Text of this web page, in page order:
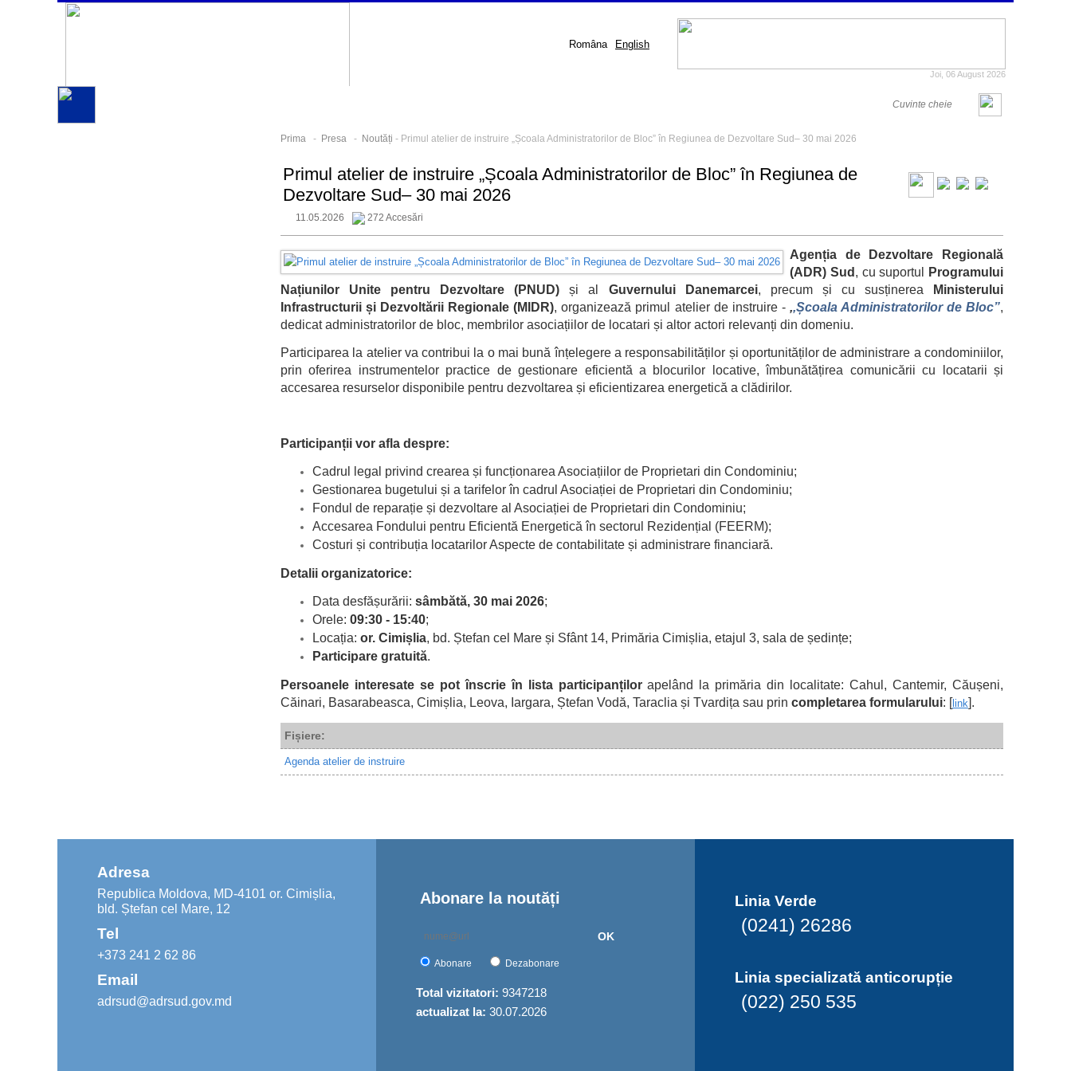
Româna English
Joi, 06 August 2026
Prima - Presa - Noutăți - Primul atelier de instruire „Școala Administratorilor de Bloc” în Regiunea de Dezvoltare Sud– 30 mai 2026
Primul atelier de instruire „Școala Administratorilor de Bloc” în Regiunea de
Dezvoltare Sud– 30 mai 2026
11.05.2026 272 Accesări
Agenția de Dezvoltare Regională
(ADR) Sud , cu suportul
Programului
Națiunilor Unite pentru Dezvoltare (PNUD) și al Guvernului Danemarcei, precum și cu susținerea
Ministerului
Infrastructurii și Dezvoltării Regionale (MIDR), organizează primul atelier de instruire - ,,Școala Administratorilor de Bloc”,
dedicat administratorilor de bloc, membrilor asociațiilor de locatari și altor actori relevanți din domeniu.
Participarea la atelier va contribui la o mai bună înțelegere a responsabilităților și oportunităților de administrare a condominiilor,
prin oferirea instrumentelor practice de gestionare eficientă a blocurilor locative, îmbunătățirea comunicării cu locatarii și
accesarea resurselor disponibile pentru dezvoltarea și eficientizarea energetică a clădirilor.
Participanții vor afla despre:
Cadrul legal privind crearea și funcționarea Asociațiilor de Proprietari din Condominiu;
Gestionarea bugetului și a tarifelor în cadrul Asociației de Proprietari din Condominiu;
Fondul de reparație și dezvoltare al Asociației de Proprietari din Condominiu;
Accesarea Fondului pentru Eficientă Energetică în sectorul Rezidențial (FEERM);
Costuri și contribuția locatarilor Aspecte de contabilitate și administrare financiară.
Detalii organizatorice:
Data desfășurării: sâmbătă, 30 mai 2026;
Orele: 09:30 - 15:40;
Locația: or. Cimișlia, bd. Ștefan cel Mare și Sfânt 14, Primăria Cimișlia, etajul 3, sala de ședințe;
Participare gratuită.
Persoanele interesate se pot înscrie în lista participanțilorapelând la primăria din localitate: Cahul, Cantemir, Căușeni,
Căinari, Basarabeasca, Cimișlia, Leova, Iargara, Ștefan Vodă, Taraclia și Tvardița sau prin completarea formularului: [ link].
Fișiere:
Agenda atelier de instruire
Adresa
Republica Moldova, MD-4101 or. Cimișlia,
bld. Ștefan cel Mare, 12
Tel
+373 241 2 62 86
Email
adrsud@adrsud.gov.md
Abonare la noutăți
OK
Abonare Dezabonare
Total vizitatori: 9347218
actualizat la: 30.07.2026
Linia Verde
(0241) 26286
Linia specializată anticorupție
(022) 250 535